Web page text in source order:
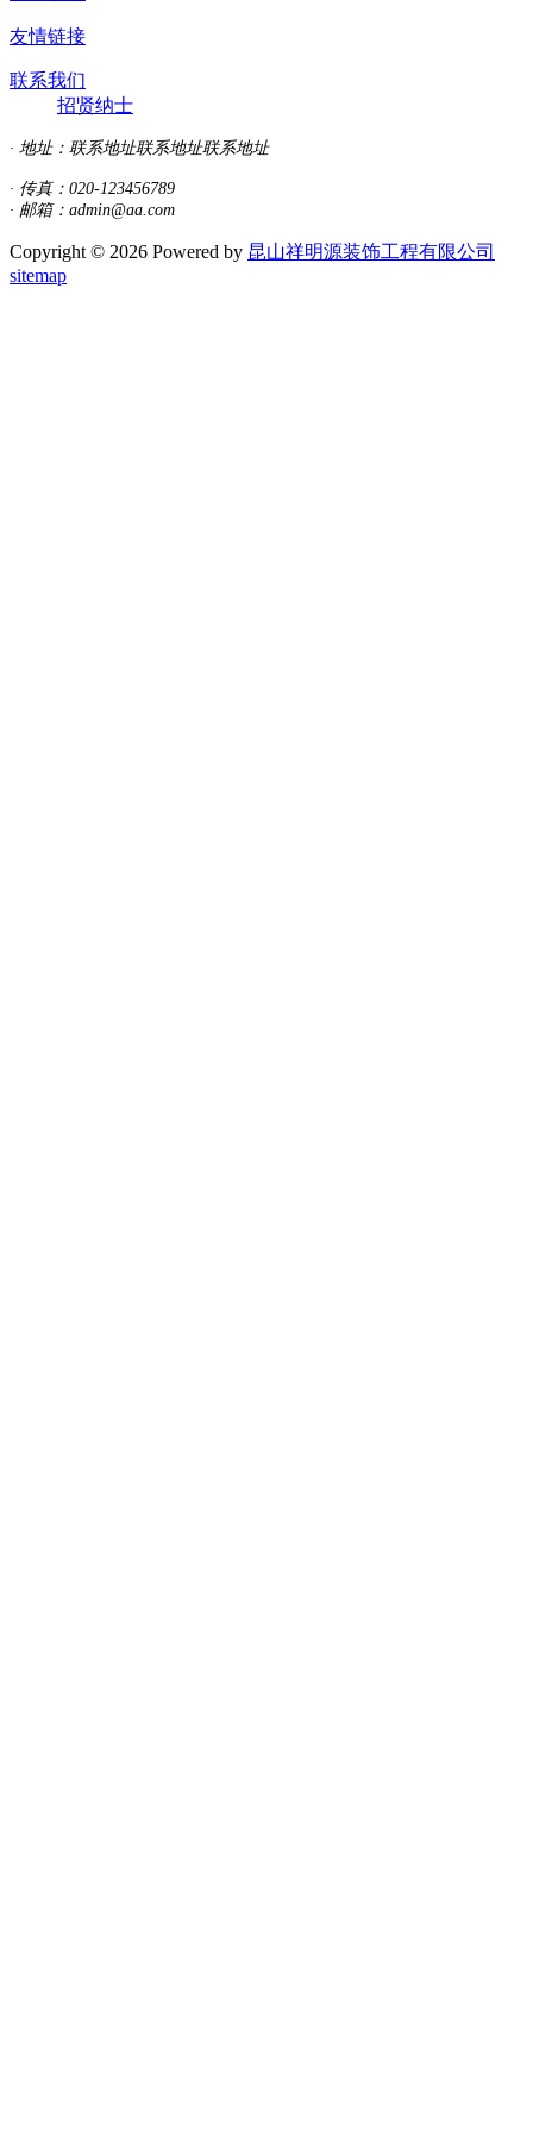
友情链接
联系我们
招贤纳士
· 地址： 联系地址联系地址联系地址
· 传真：020-123456789
· 邮箱：admin@aa.com
Copyright © 2026 Powered by 昆山祥明源装饰工程有限公司
sitemap